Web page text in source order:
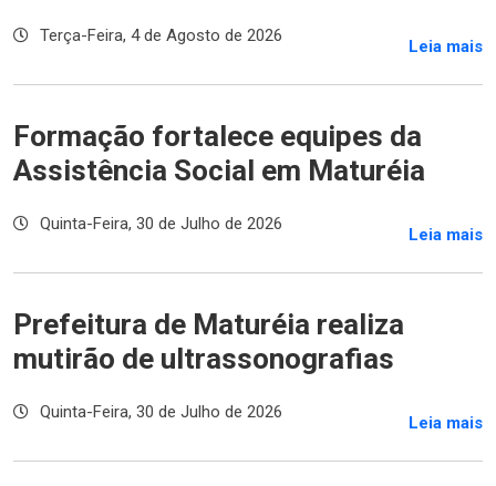
Terça-Feira, 4 de Agosto de 2026
Leia mais
Formação fortalece equipes da
Assistência Social em Maturéia
Quinta-Feira, 30 de Julho de 2026
Leia mais
Prefeitura de Maturéia realiza
mutirão de ultrassonografias
Quinta-Feira, 30 de Julho de 2026
Leia mais